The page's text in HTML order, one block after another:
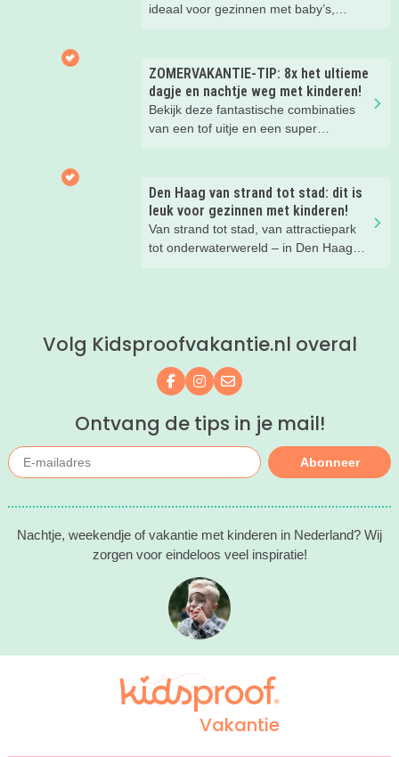
ideaal voor gezinnen met baby’s,
ZOMERVAKANTIE-TIP: 8x het ultieme
dagje en nachtje weg met kinderen!
Bekijk deze fantastische combinaties
van een tof uitje en een super
(klein)kind!
Den Haag van strand tot stad: dit is
leuk voor gezinnen met kinderen!
Van strand tot stad, van attractiepark
tot onderwaterwereld – in Den Haag
Volg Kidsproofvakantie.nl overal
Volg ons op Facebook
Volg ons op Instagram
Mail ons
Ontvang de tips in je mail!
Abonneer
Nachtje, weekendje of vakantie met kinderen in Nederland? Wij
zorgen voor eindeloos veel inspiratie!
Vakantie